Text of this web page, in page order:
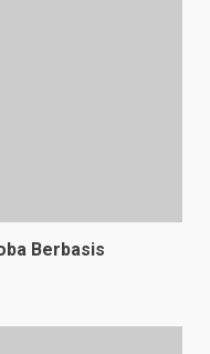
Berbasis